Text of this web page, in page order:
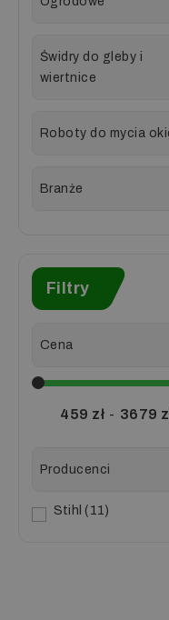
Świdry do gleby i
wiertnice
Roboty do mycia
Branże
Filtry
Cena
459 zł - 3679
Producenci
Stihl 11